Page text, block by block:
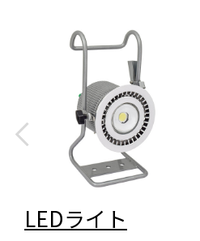
LEDライト